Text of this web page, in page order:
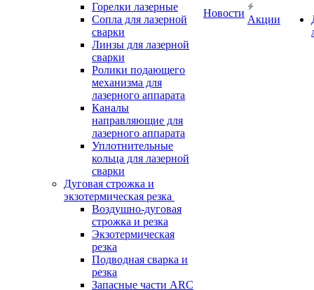
Горелки лазерные
Сопла для лазерной
сварки
Линзы для лазерной
сварки
Ролики подающего
механизма для
лазерного аппарата
Каналы
направляющие для
лазерного аппарата
Уплотнительные
кольца для лазерной
сварки
Дуговая строжка и
экзотермическая резка
Воздушно-дуговая
строжка и резка
Экзотермическая
резка
Подводная сварка и
резка
Запасные части ARC
Новости
Акции